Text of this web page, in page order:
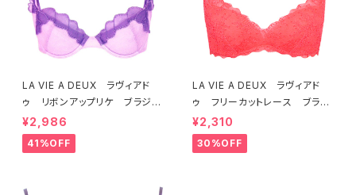
LA VIE A DEUX ラヴィアド
ゥ リボンアップリケ ブラジャ
ー（ラベンダー） 22293 SA
LE セール 送料無料
¥2,986
41%OFF
LA VIE A DEUX ラヴィアド
ゥ フリーカットレース ブラレ
ット ソフトブラ（トマトレッド）2
2457 SALE 送料無料
¥2,310
30%OFF